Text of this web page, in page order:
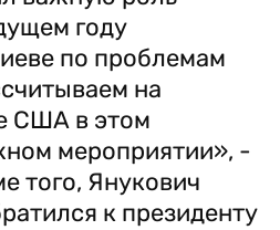
году
по проблемам
на
США в этом
мероприятии», -
того, Янукович
к президенту